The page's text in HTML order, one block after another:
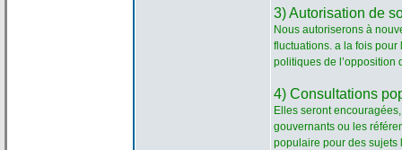
3) Autorisation de
Nous autoriserons à
fluctuations. a la fois pour
politiques de
4) Consultations
Elles seront
gouvernants ou les
populaire pour des sujets